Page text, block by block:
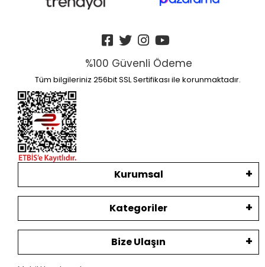
%100 Güvenli Ödeme
Tüm bilgileriniz 256bit SSL Sertifikası ile korunmaktadır.
Kurumsal
Kategoriler
Bize Ulaşın